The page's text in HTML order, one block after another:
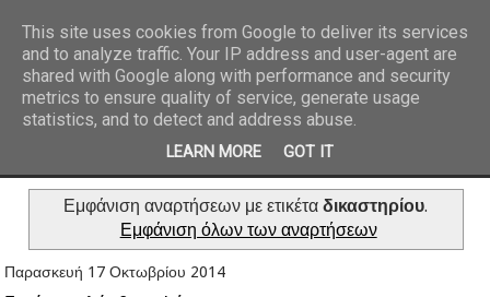
REPORTAZ NET
Εμφάνιση αναρτήσεων με ετικέτα δικαστηρίου.
Εμφάνιση όλων των αναρτήσεων
Παρασκευή 17 Οκτωβρίου 2014
This site uses cookies from Google to deliver its services
and to analyze traffic. Your IP address and user-agent are
shared with Google along with performance and security
metrics to ensure quality of service, generate usage
statistics, and to detect and address abuse.
LEARN MORE GOT IT